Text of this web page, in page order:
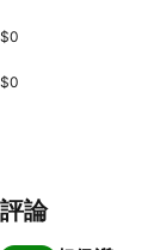
$0
$0
評論